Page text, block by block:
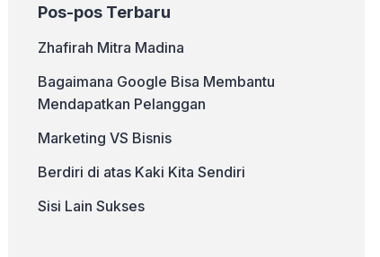
Pos-pos Terbaru
Zhafirah Mitra Madina
Bagaimana Google Bisa Membantu
Mendapatkan Pelanggan
Marketing VS Bisnis
Berdiri di atas Kaki Kita Sendiri
Sisi Lain Sukses